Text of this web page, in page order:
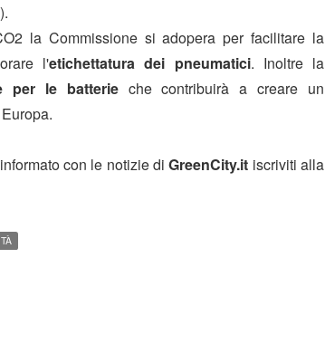
la Commissione si adopera per facilitare la
l'etichettatura dei pneumatici. Inoltre la
per le batterieche contribuirà a creare un
con le notizie diGreenCity.it iscriviti alla